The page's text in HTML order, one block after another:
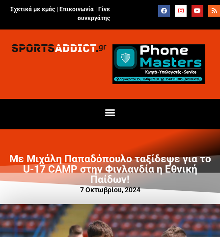
Σχετικά με εμάς | Επικοινωνία
Γίνε
συνεργάτης
Με Μιχάλη Παπαδόπουλο ταξίδεψε για το
U-17 CAMP στην Φινλανδία η Εθνική
Παίδων!
7 Οκτωβρίου, 2024